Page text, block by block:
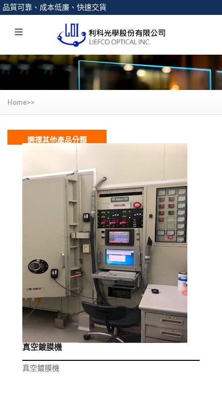
可靠、成本低廉、快速交貨
Home>>
選擇其他產品分類
真空鍍膜機
真空鍍膜機